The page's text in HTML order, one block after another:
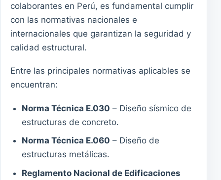
colaborantes en Perú, es fundamental cumplir
con las normativas nacionales e
internacionales que garantizan la seguridad y
calidad estructural.
Entre las principales normativas aplicables se
encuentran:
Norma Técnica E.030 – Diseño sísmico de
estructuras de concreto.
Norma Técnica E.060 – Diseño de
estructuras metálicas.
Reglamento Nacional de Edificaciones